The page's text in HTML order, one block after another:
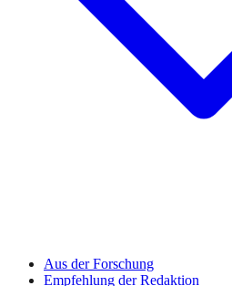
Aus der Forschung
Empfehlung der Redaktion